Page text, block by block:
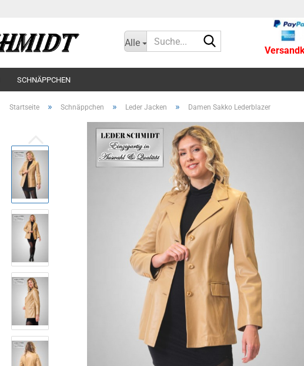
Alle
SCHNÄPPCHEN
Startseite » Schnäppchen » Leder Jacken » Damen Sakko Lederblazer